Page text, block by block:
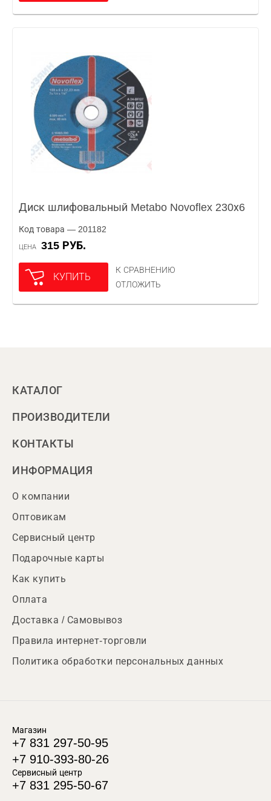
Диск шлифовальный Metabo Novoflex 230х6
Код товара — 201182
ЦЕНА 315 РУБ.
КУПИТЬ
К СРАВНЕНИЮ
ОТЛОЖИТЬ
КАТАЛОГ
ПРОИЗВОДИТЕЛИ
КОНТАКТЫ
ИНФОРМАЦИЯ
О компании
Оптовикам
Сервисный центр
Подарочные карты
Как купить
Оплата
Доставка / Самовывоз
Правила интернет-торговли
Политика обработки персональных данных
Магазин
+7 831 297-50-95
+7 910-393-80-26
Сервисный центр
+7 831 295-50-67